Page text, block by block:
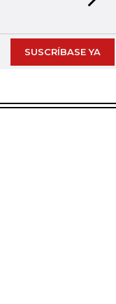
SUSCRÍBASE YA